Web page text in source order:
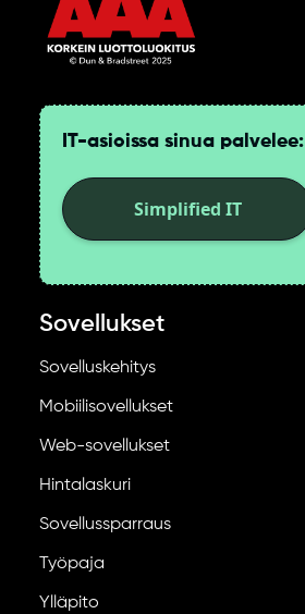
IT-asioissa sinua palvelee:
Simplified IT
Sovellukset
Sovelluskehitys
Mobiilisovellukset
Web-sovellukset
Hintalaskuri
Sovellussparraus
Työpaja
Ylläpito